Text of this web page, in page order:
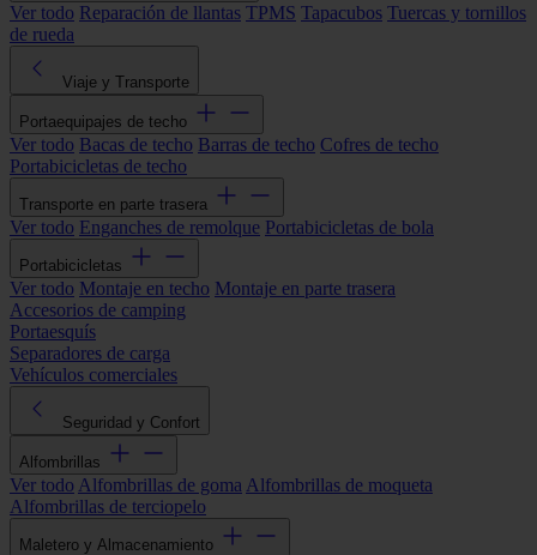
Ver todo Reparación de llantas TPMS Tapacubos Tuercas y tornillos
de rueda
Viaje y Transporte
Portaequipajes de techo
Ver todo Bacas de techo Barras de techo Cofres de techo
Portabicicletas de techo
Transporte en parte trasera
Ver todo Enganches de remolque Portabicicletas de bola
Portabicicletas
Ver todo Montaje en techo Montaje en parte trasera
Accesorios de camping
Portaesquís
Separadores de carga
Vehículos comerciales
Seguridad y Confort
Alfombrillas
Ver todo Alfombrillas de goma Alfombrillas de moqueta
Alfombrillas de terciopelo
Maletero y Almacenamiento